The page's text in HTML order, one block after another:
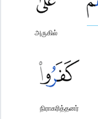
அருகில்
நிராகரித்தனர்